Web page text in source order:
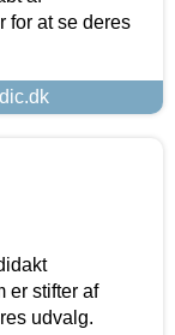
for at se deres
er stifter af
udvalg.